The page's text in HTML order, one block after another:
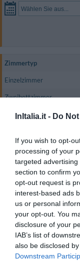
InItalia.it - Do
If you wish to opt-
processing of your
targeted
section to confirm
opt-out request is
interest-based ads
us or personal
your opt-out. You
disclosure of your
IAB’s list of
also be disclosed
Downstream
Wählen Sie aus...
Zimmertyp
Einzelzimmer
Zweibettzimmer
Doppelbettzimmer
Doppelbettzimmer Suite
Vierbettzimmer Suite
Das Hotel bietet
mit
Satellitenfernsehen,
eigenem Bad.
Verfügbare Zimmer:
Einzelzimmer Superior,